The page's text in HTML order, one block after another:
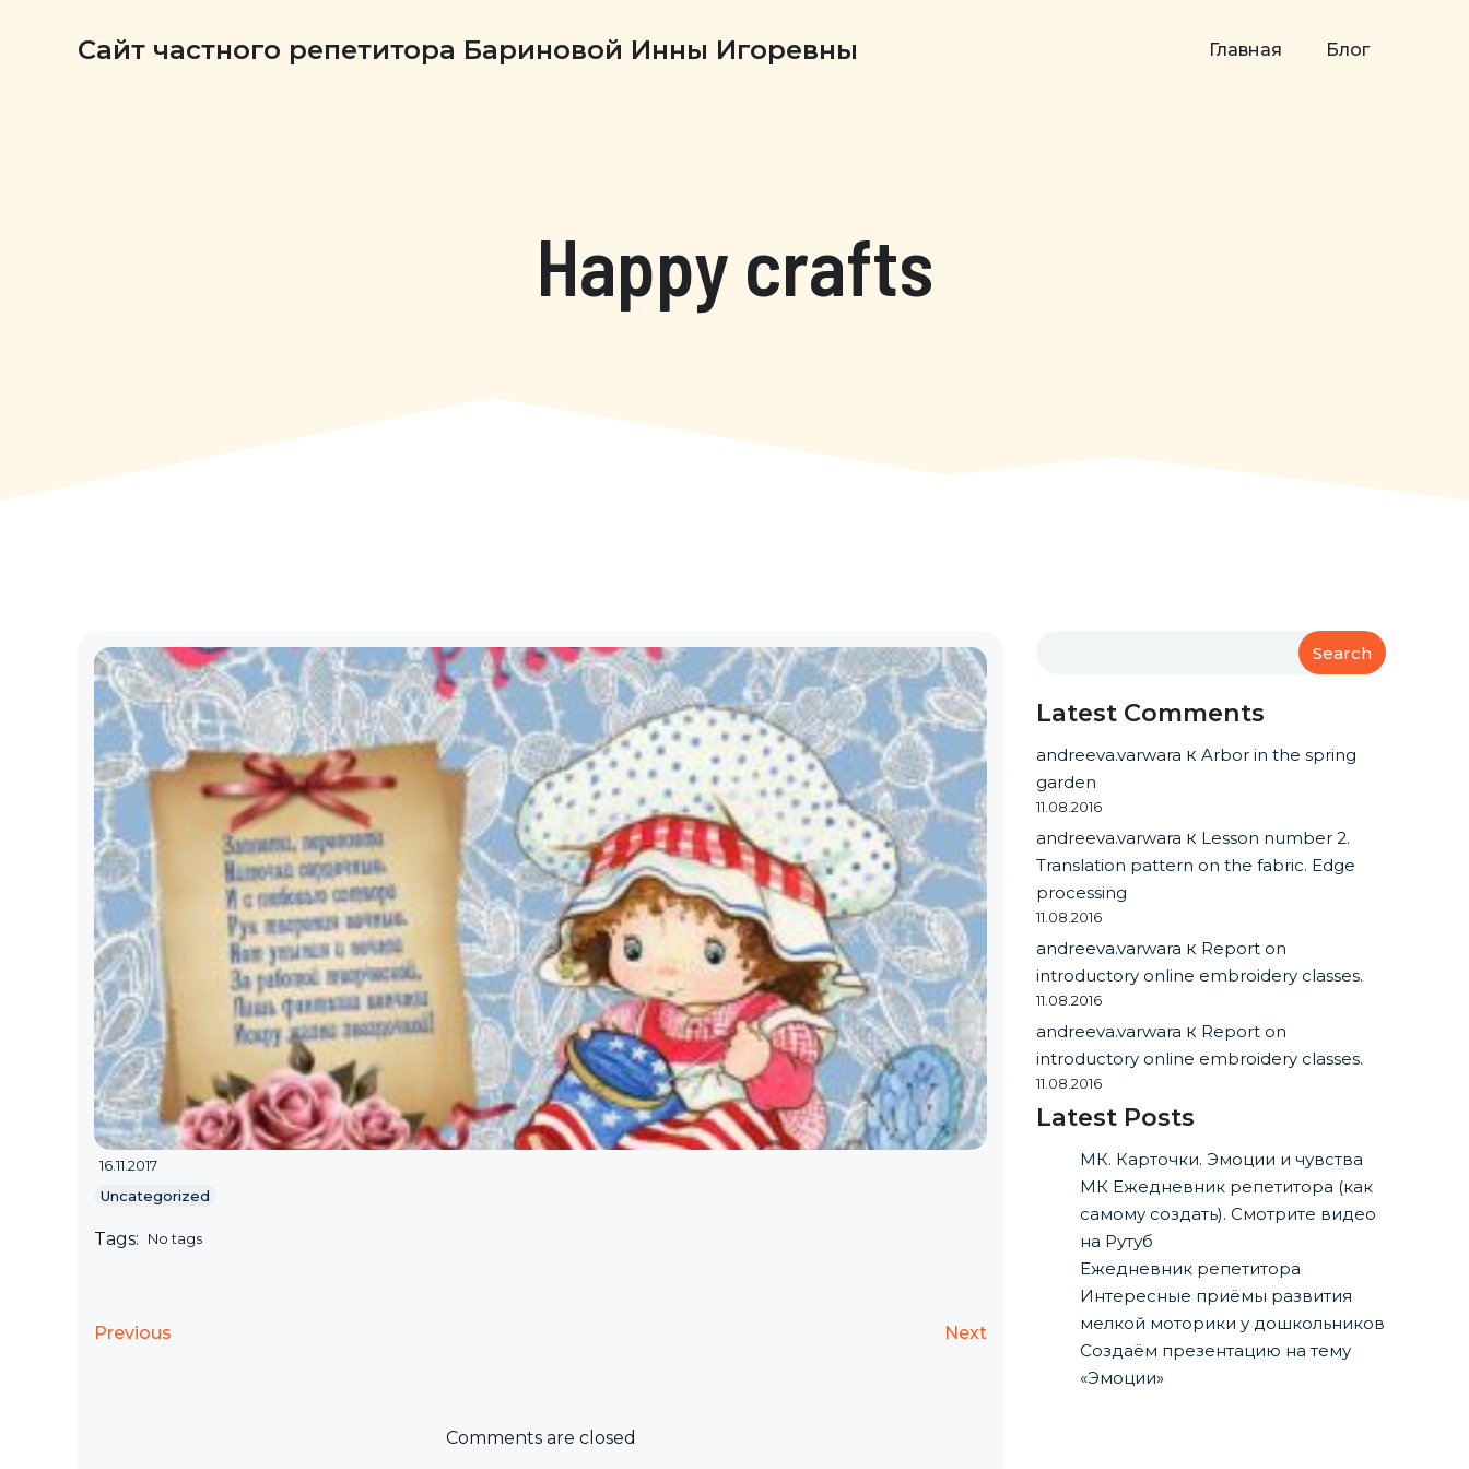
Сайт частного репетитора Бариновой Инны Игоревны Главная Блог
Happy crafts
16.11.2017
Uncategorized
Tags: No tags
Previous Next
Comments are closed
Search
Latest Comments
andreeva.varwara кArbor in the spring
garden
11.08.2016
andreeva.varwara к Lesson number 2.
Translation pattern on the fabric. Edge
processing
11.08.2016
andreeva.varwara к Report on
introductory online embroidery classes.
11.08.2016
andreeva.varwara к Report on
introductory online embroidery classes.
11.08.2016
Latest Posts
МК. Карточки. Эмоции и чувства
МК Ежедневник репетитора (как
самому создать). Смотрите видео
на Рутуб
Ежедневник репетитора
Интересные приёмы развития
мелкой моторики у дошкольников
Создаём презентацию на тему
«Эмоции»